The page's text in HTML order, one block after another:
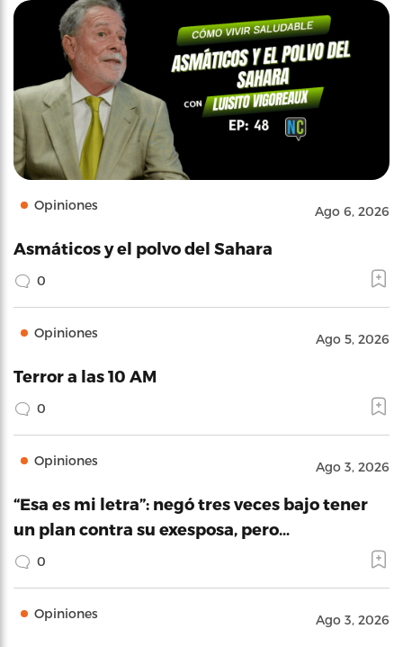
Opiniones Ago 6, 2026
Asmáticos y el polvo del Sahara
0
Opiniones Ago 5, 2026
Terror a las 10 AM
0
Opiniones Ago 3, 2026
“Esa es mi letra”: negó tres veces bajo tener
un plan contra su exesposa, pero…
0
Opiniones Ago 3, 2026